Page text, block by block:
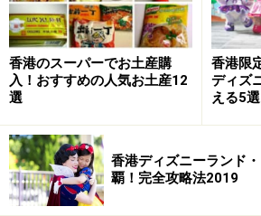
shop 604, iSQUARE, 68 Nathan Road,
TEL：(852) 2520 5071
アクセス：MTR尖沙咀C1出口、徒歩
料金：15香港ドル～
営業時間：12:00～23:00
イーシュン・ミルクカンパニ
香港のスーパーでお土産購
入！おすすめの人気お土産12
選
香港限
ディズ
える5選
香港ディズニーランド
覇！完全攻略法2019